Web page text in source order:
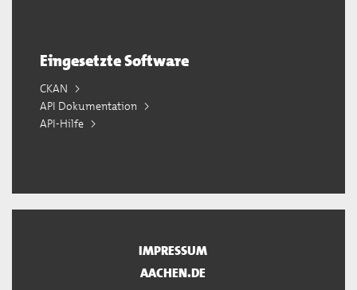
Eingesetzte Software
CKAN
API Dokumentation
API-Hilfe
IMPRESSUM
AACHEN.DE